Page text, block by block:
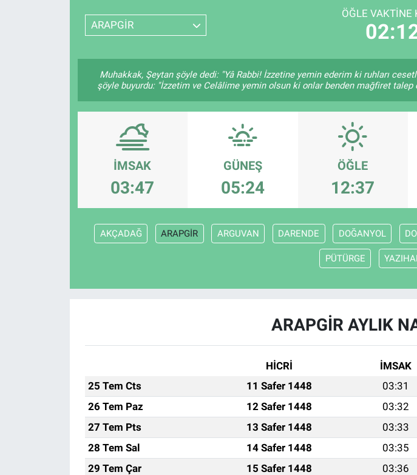
ARAPGİR
ÖĞLE VAKTINE
Muhakkak, Şeytan şöyle dedi: "Yâ Rabbi! İzzetine yemin ederim ki ruhları
şöyle buyurdu: "İzzetim ve Celâlime yemin olsun ki onlar benden mağfiret
İMSAK
03:47
GÜNEŞ
05:24
ÖĞLE
12:37
AKÇADAĞ ARAPGİR ARGUVAN DARENDE DOĞANYOL
PÜTÜRGE
ARAPGİR AYLIK
HİCRİ İMSAK
25 Tem Cts
11 Safer 1448 03:31
26 Tem Paz
12 Safer 1448 03:32
27 Tem Pts
13 Safer 1448 03:33
28 Tem Sal
14 Safer 1448 03:35
29 Tem Çar
15 Safer 1448 03:36